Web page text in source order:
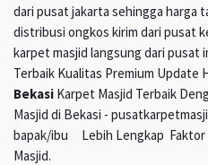
dari pusat jakarta sehingga harga
distribusi ongkos kirim dari pusat
karpet masjid langsung dari pusat
Terbaik Kualitas Premium Update
Bekasi Karpet Masjid Terbaik
Masjid di Bekasi -
bapak/ibu Lebih Lengkap Faktor
Masjid.